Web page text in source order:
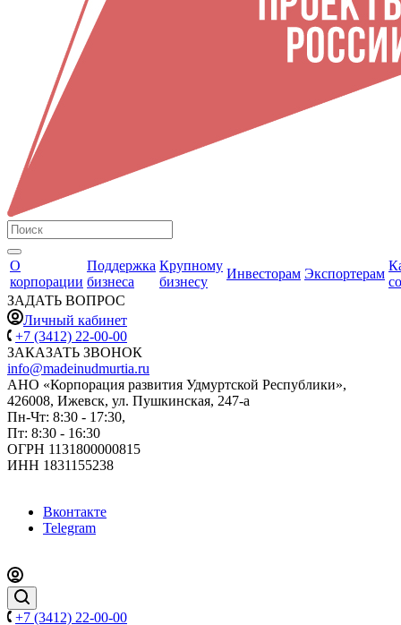
О
корпорации
Поддержка
бизнеса
Крупному
бизнесу
Инвесторам Экспортерам
ЗАДАТЬ ВОПРОС
Личный кабинет
+7 (3412) 22-00-00
ЗАКАЗАТЬ ЗВОНОК
info@madeinudmurtia.ru
АНО «Корпорация развития Удмуртской Республики»,
426008, Ижевск, ул. Пушкинская, 247-а
Пн-Чт: 8:30 - 17:30,
Пт: 8:30 - 16:30
ОГРН 1131800000815
ИНН 1831155238
Вконтакте
Telegram
+7 (3412) 22-00-00